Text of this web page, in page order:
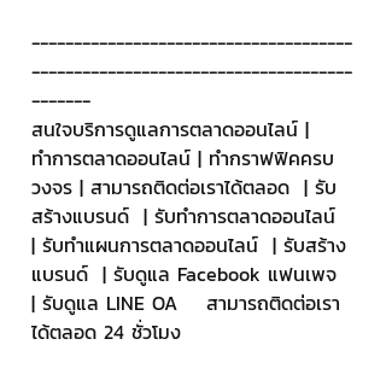
--------------------------------------
--------------------------------------
-------
สนใจบริการดูแลการตลาดออนไลน์ |
ทำการตลาดออนไลน์ | ทำกราฟฟิคครบ
วงจร | สามารถติดต่อเราได้ตลอด  | รับ
สร้างแบรนด์  | รับทำการตลาดออนไลน์
| รับทำแผนการตลาดออนไลน์  | รับสร้าง
แบรนด์  | รับดูแล Facebook แฟนเพจ
| รับดูแล LINE OA    สามารถติดต่อเรา
ได้ตลอด 24 ชั่วโมง